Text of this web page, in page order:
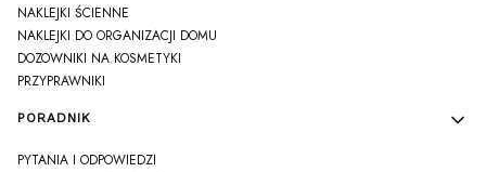
NAKLEJKI ŚCIENNE
NAKLEJKI DO ORGANIZACJI DOMU
DOZOWNIKI NA KOSMETYKI
PRZYPRAWNIKI
PORADNIK
PYTANIA I ODPOWIEDZI